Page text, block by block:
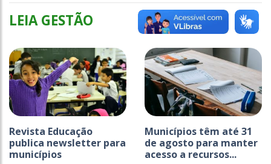
LEIA GESTÃO
Revista Educação
publica newsletter para
municípios
Municípios têm até 31
de agosto para manter
acesso a recursos...